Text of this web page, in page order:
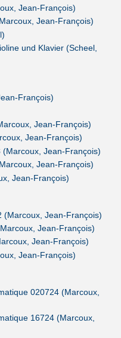
Jean-François)
Jean-François)
und Klavier (Scheel,
François)
Jean-François)
Jean-François)
Jean-François)
Jean-François)
Jean-François)
(Marcoux, Jean-François)
Jean-François)
Jean-François)
Jean-François)
020724 (Marcoux,
16724 (Marcoux,